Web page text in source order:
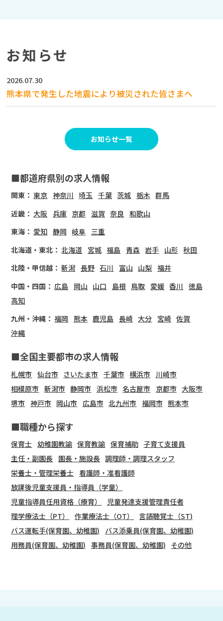
お知らせ
2026.07.30
熊本県で発生した地震により被災された皆さまへ
お知らせ一覧
■都道府県別の求人情報
関東： 東京 神奈川 埼玉 千葉 茨城 栃木 群馬
近畿： 大阪 兵庫 京都 滋賀 奈良 和歌山
東海： 愛知 静岡 岐阜
三重
北海道・東北： 北海道 宮城 福島 青森 岩手 山形 秋田
北陸・甲信越： 新潟 長野 石川 富山 山梨 福井
中国・四国： 広島 岡山 山口 島根 鳥取 愛媛 香川 徳島
高知
九州・沖縄： 福岡 熊本 鹿児島 長崎 大分 宮崎 佐賀
沖縄
■全国主要都市の求人情報
札幌市 仙台市 さいたま市 千葉市 横浜市
川崎市
相模原市 新潟市 静岡市 浜松市 名古屋市 京都市 大阪市
堺市 神戸市 岡山市 広島市 北九州市 福岡市 熊本市
■職種から探す
保育士 幼稚園教諭 保育教諭 保育補助 子育て支援員
主任・副園長 園長・施設長 調理師・調理スタッフ
栄養士・管理栄養士 看護師・准看護師
放課後児童支援員・指導員（学童）
児童指導員任用資格（療育）
児童発達支援管理責任者
理学療法士（PT）
作業療法士（OT）
言語聴覚士（ST)
バス運転手(保育園、幼稚園)
バス添乗員(保育園、幼稚園)
用務員(保育園、幼稚園) 事務員(保育園、幼稚園) その他